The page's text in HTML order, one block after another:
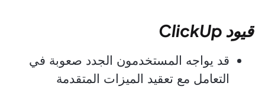
قيود ClickUp
قد يواجه المستخدمون الجدد صعوبة في
التعامل مع تعقيد الميزات المتقدمة